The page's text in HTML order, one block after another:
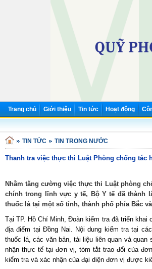
Trang chủ Giới thiệu Tin tức Hoạt động
TIN TỨC TIN TRONG NƯỚC
Thanh tra việc thực thi Luật Phòng chống tác
Nhằm tăng cường việc thực thi Luật phòng
chính trong lĩnh vực y tế, Bộ Y tế đã thành
thuốc lá tại một số tỉnh, thành phố phía Bắc
Tại TP. Hồ Chí Minh, Đoàn kiểm tra đã triển khai
địa điểm tại Đồng Nai. Nội dung kiểm tra tại
thuốc lá, các văn bản, tài liệu liên quan và
nhận thực tế tại đơn vị, tóm tắt trao đổi của
kiểm tra và xác nhận của đại diện đơn vị được